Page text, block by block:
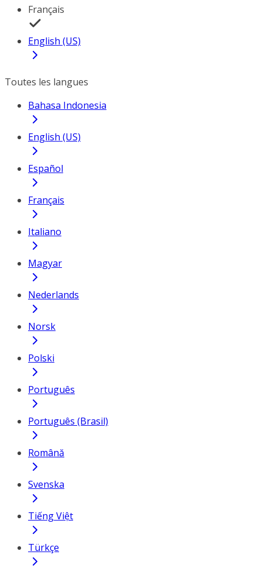
Français
English (US)
Toutes les langues
Bahasa Indonesia
English (US)
Español
Français
Italiano
Magyar
Nederlands
Norsk
Polski
Português
Português (Brasil)
Română
Svenska
Tiếng Việt
Türkçe